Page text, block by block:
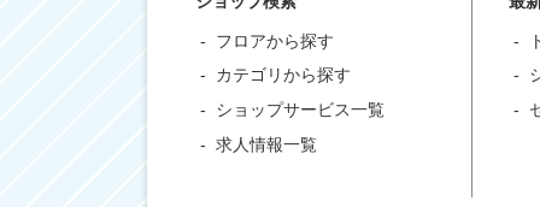
フロアから探す
カテゴリから探す
ショップサービス一覧
求人情報一覧